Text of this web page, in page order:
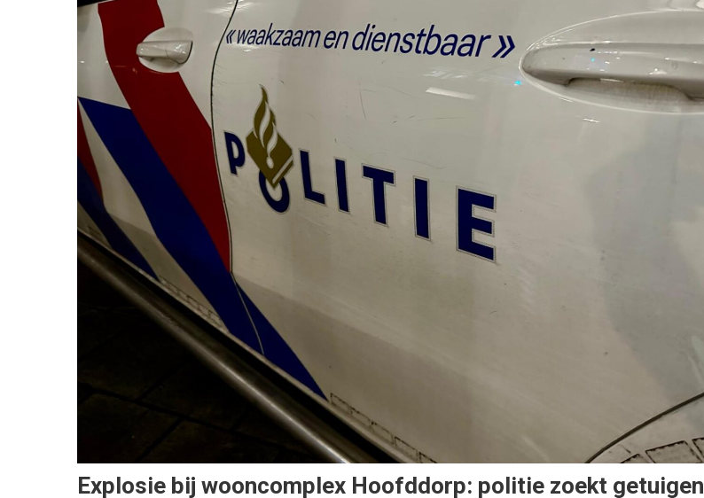
Explosie bij wooncomplex Hoofddorp: politie zoekt getuigen